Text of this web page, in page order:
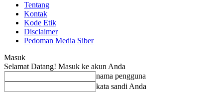
Tentang
Kontak
Kode Etik
Disclaimer
Pedoman Media Siber
Masuk
Selamat Datang! Masuk ke akun Anda
nama pengguna
kata sandi Anda